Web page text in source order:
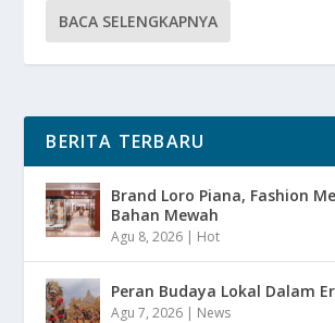
BACA SELENGKAPNYA
BERITA TERBARU
Brand Loro Piana, Fashion
Bahan Mewah
Agu 8, 2026 | Hot
Peran Budaya Lokal Dalam
Agu 7, 2026 | News